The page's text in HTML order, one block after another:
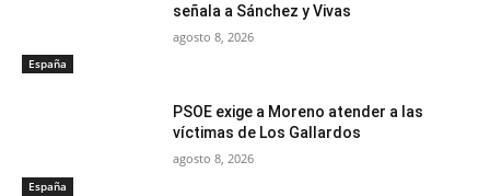
España
señala a Sánchez y Vivas
agosto 8, 2026
España
PSOE exige a Moreno atender a las
víctimas de Los Gallardos
agosto 8, 2026